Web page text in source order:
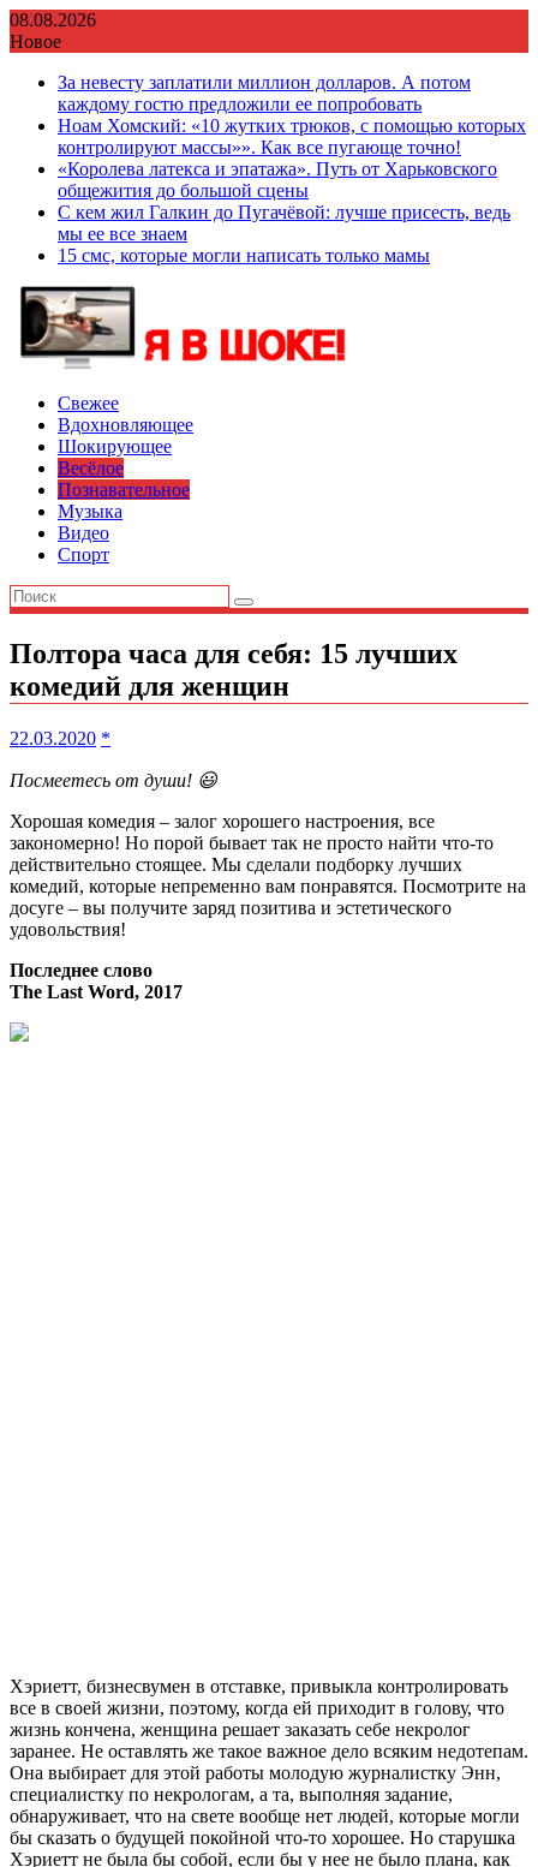
Перейти
к
08.08.2026
Новое
За невесту заплатили миллион долларов. А потом
каждому гостю предложили ее попробовать
Ноам Хомский: «10 жутких трюков, с помощью которых
контролируют массы»». Как все пугающе точно!
«Королева латекса и эпатажа». Путь от Харьковского
общежития до большой сцены
С кем жил Галкин до Пугачёвой: лучше присесть, ведь
мы ее все знаем
15 смс, которые могли написать только мамы
Свежее
Вдохновляющее
Шокирующее
Весёлое
Познавательное
Музыка
Видео
Спорт
Полтора часа для себя: 15 лучших
комедий для женщин
22.03.2020 *
Посмеетесь от души! 😃
Хорошая комедия – залог хорошего настроения, все
закономерно! Но порой бывает так не просто найти что-то
действительно стоящее. Мы сделали подборку лучших
комедий, которые непременно вам понравятся. Посмотрите на
досуге – вы получите заряд позитива и эстетического
удовольствия!
Последнее слово
The Last Word, 2017
Хэриетт, бизнесвумен в отставке, привыкла контролировать
все в своей жизни, поэтому, когда ей приходит в голову, что
жизнь кончена, женщина решает заказать себе некролог
заранее. Не оставлять же такое важное дело всяким недотепам.
Она выбирает для этой работы молодую журналистку Энн,
специалистку по некрологам, а та, выполняя задание,
обнаруживает, что на свете вообще нет людей, которые могли
бы сказать о будущей покойной что-то хорошее. Но старушка
Хэриетт не была бы собой, если бы у нее не было плана, как